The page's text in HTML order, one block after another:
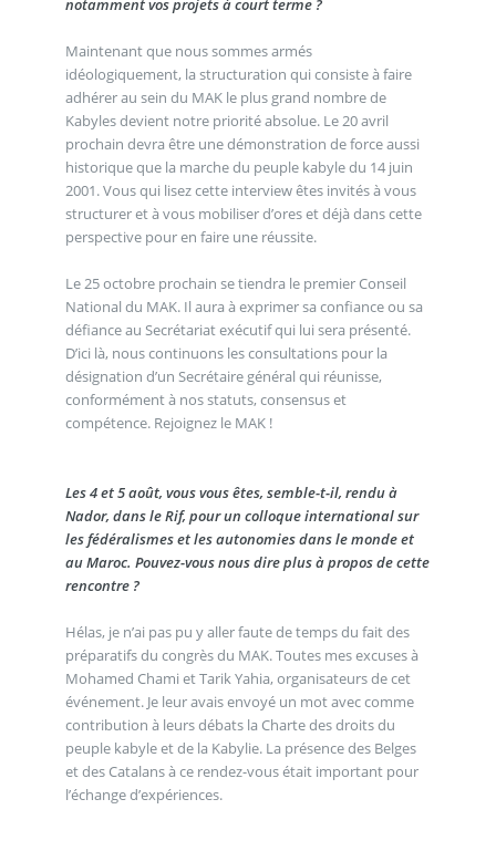
notamment vos projets à court terme ?
Maintenant que nous sommes armés
idéologiquement, la structuration qui consiste à faire
adhérer au sein du MAK le plus grand nombre de
Kabyles devient notre priorité absolue. Le 20 avril
prochain devra être une démonstration de force aussi
historique que la marche du peuple kabyle du 14 juin
2001. Vous qui lisez cette interview êtes invités à vous
structurer et à vous mobiliser d’ores et déjà dans cette
perspective pour en faire une réussite.
Le 25 octobre prochain se tiendra le premier Conseil
National du MAK. Il aura à exprimer sa confiance ou sa
défiance au Secrétariat exécutif qui lui sera présenté.
D’ici là, nous continuons les consultations pour la
désignation d’un Secrétaire général qui réunisse,
conformément à nos statuts, consensus et
compétence. Rejoignez le MAK !
Les 4 et 5 août, vous vous êtes, semble-t-il, rendu à
Nador, dans le Rif, pour un colloque international sur
les fédéralismes et les autonomies dans le monde et
au Maroc. Pouvez-vous nous dire plus à propos de cette
rencontre ?
Hélas, je n’ai pas pu y aller faute de temps du fait des
préparatifs du congrès du MAK. Toutes mes excuses à
Mohamed Chami et Tarik Yahia, organisateurs de cet
événement. Je leur avais envoyé un mot avec comme
contribution à leurs débats la Charte des droits du
peuple kabyle et de la Kabylie. La présence des Belges
et des Catalans à ce rendez-vous était important pour
l’échange d’expériences.